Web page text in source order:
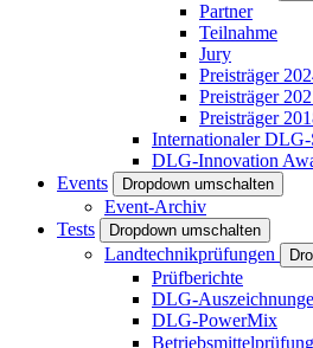
Partner
Teilnahme
Jury
Preisträger
Preisträger
Preisträger
Internationaler
DLG-Innovation
Events
Dropdown umschalten
Event-Archiv
Tests
Dropdown umschalten
Landtechnikprüfungen
Prüfberichte
DLG-
DLG-PowerMix